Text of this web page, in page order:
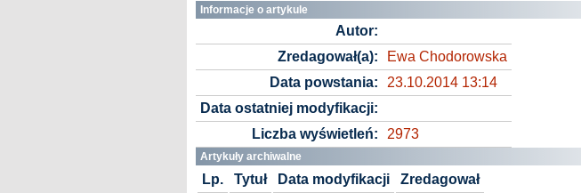
Informacje o artykule
Autor:
Zredagował(a):
Ewa Chodorowska
Data powstania:
23.10.2014 13:14
Data ostatniej modyfikacji:
Liczba wyświetleń:
2973
Artykuły archiwalne
Lp. Tytuł Data modyfikacji Zredagował